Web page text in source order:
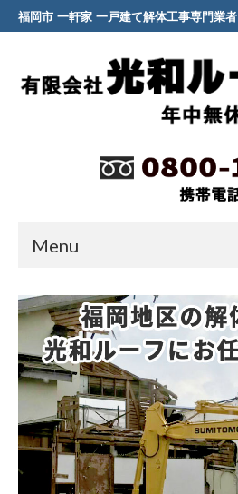
福岡市 一軒家 一戸建て解体工事専門業者
Menu